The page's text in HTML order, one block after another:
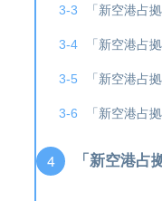
「新空港占
「新空港占
「新空港占
「新空港占
「新空港占